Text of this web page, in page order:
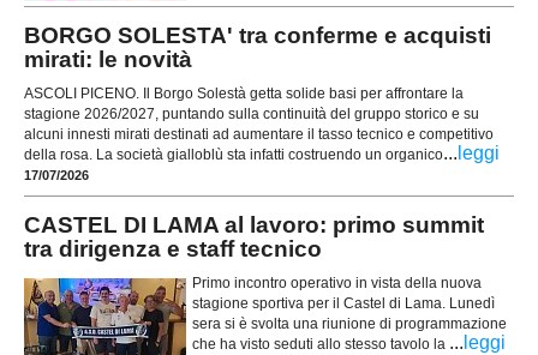
BORGO SOLESTA' tra conferme e acquisti
mirati: le novità
ASCOLI PICENO. Il Borgo Solestà getta solide basi per affrontare la
stagione 2026/2027, puntando sulla continuità del gruppo storico e su
alcuni innesti mirati destinati ad aumentare il tasso tecnico e competitivo
della rosa. La società gialloblù sta infatti costruendo un organico... leggi
17/07/2026
CASTEL DI LAMA al lavoro: primo summit
tra dirigenza e staff tecnico
Primo incontro operativo in vista della nuova
stagione sportiva per il Castel di Lama. Lunedì
sera si è svolta una riunione di programmazione
che ha visto seduti allo stesso tavolo la ... leggi